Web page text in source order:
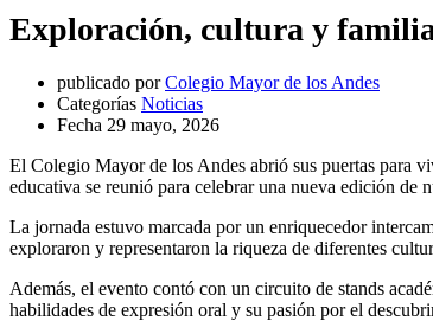
Exploración, cultura y
publicado por Colegio Mayor de los Andes
Categorías Noticias
Fecha 29 mayo, 2026
El Colegio Mayor de los Andes abrió sus puertas para
educativa se reunió para celebrar una nueva edición de
La jornada estuvo marcada por un enriquecedor
exploraron y representaron la riqueza de diferentes
Además, el evento contó con un circuito de stands
habilidades de expresión oral y su pasión por el